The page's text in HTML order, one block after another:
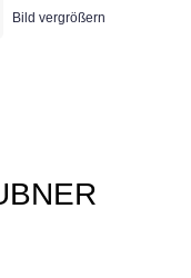
Bild vergrößern